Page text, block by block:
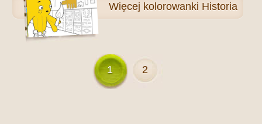
Więcej kolorowanki Historia
1 2